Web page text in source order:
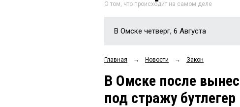
О том, что происходит на самом деле
В Омске четверг, 6 Августа
Главная → Новости → Закон
В Омске после
под стражу